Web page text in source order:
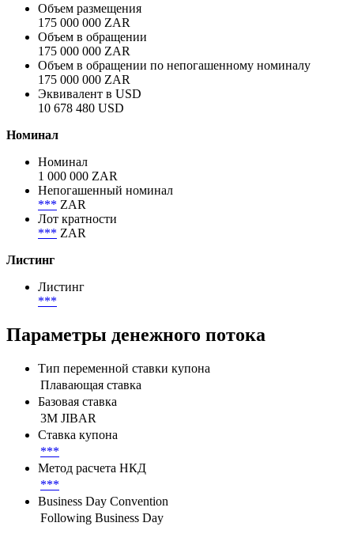
Объем размещения
175 000 000 ZAR
Объем в обращении
175 000 000 ZAR
Объем в обращении по непогашенному номиналу
175 000 000 ZAR
Эквивалент в USD
10 678 480 USD
Номинал
Номинал
1 000 000 ZAR
Непогашенный номинал
*** ZAR
Лот кратности
*** ZAR
Листинг
Листинг
***
Параметры денежного потока
Тип переменной ставки купона
Плавающая ставка
Базовая ставка
3M JIBAR
Ставка купона
***
Метод расчета НКД
***
Business Day Convention
Following Business Day